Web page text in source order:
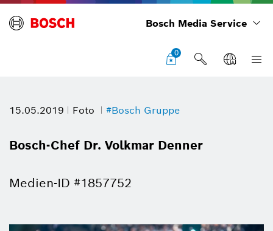
Bosch Media Service
0
15.05.2019 Foto #Bosch Gruppe
Bosch-Chef Dr. Volkmar Denner
Medien-ID #1857752